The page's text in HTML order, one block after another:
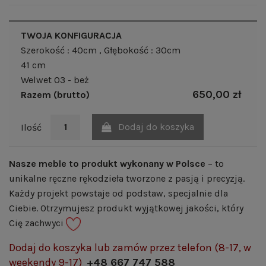
TWOJA KONFIGURACJA
Szerokość : 40cm , Głębokość : 30cm
41 cm
Welwet 03 - beż
Razem (brutto)
650,00 zł
Ilość Dodaj do koszyka
Nasze meble to produkt wykonany w Polsce – to
unikalne ręczne rękodzieła tworzone z pasją i precyzją.
Każdy projekt powstaje od podstaw, specjalnie dla
Ciebie. Otrzymujesz produkt wyjątkowej jakości, który
Cię zachwyci
Dodaj do koszyka lub zamów przez telefon (8-17, w
weekendy 9-17) +48 667 747 588